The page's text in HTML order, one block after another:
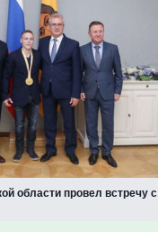
области провел встречу с